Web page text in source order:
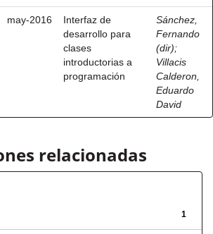
may-2016
Interfaz de
desarrollo para
clases
introductorias a
programación
Sánchez,
Fernando
(dir);
Villacis
Calderon,
Eduardo
David
relacionadas
1